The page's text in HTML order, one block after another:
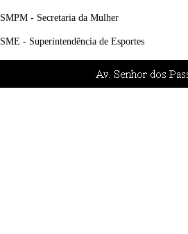
SMPM - Secretaria da Mulher
SME - Superintendência de Esportes